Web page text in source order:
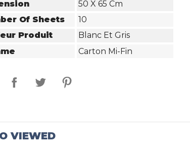
50 X 65 Cm
Of Sheets
10
Produit
Blanc Et Gris
Carton Mi-Fin
VIEWED